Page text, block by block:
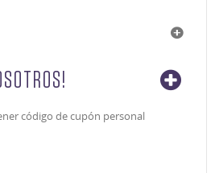
código de cupón personal